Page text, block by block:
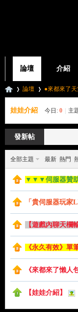
論壇 介紹
論壇 ●來都來了
娃娃介紹 今日: 0 主
發新帖
全部主題 最新 熱門
▼▼▼伺服器贊
「貴伺服器玩家
【遊戲內聊天欄
《永久有效》單
《來都來了懶人
【娃娃介紹】